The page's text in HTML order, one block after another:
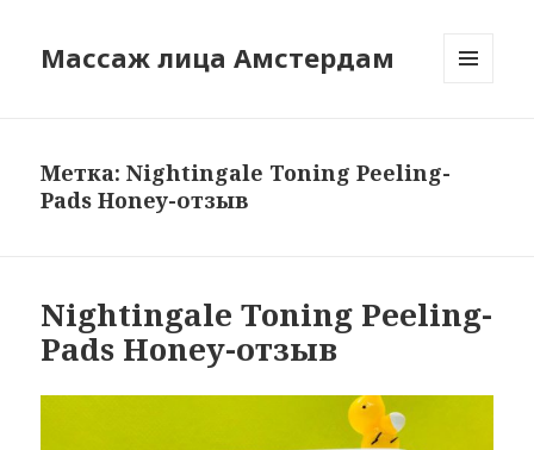
Массаж лица Амстердам
Метка:Nightingale Toning Peeling-
Pads Honey-отзыв
Nightingale Toning Peeling-
Pads Honey-отзыв